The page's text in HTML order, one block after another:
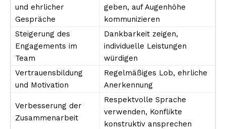
und ehrlicher
Gespräche
geben, auf Augenhöhe
kommunizieren
Steigerung des
Engagements im
Team
Dankbarkeit zeigen,
individuelle Leistungen
würdigen
Vertrauensbildung
und Motivation
Regelmäßiges Lob, ehrliche
Anerkennung
Verbesserung der
Zusammenarbeit
Respektvolle Sprache
verwenden, Konflikte
konstruktiv ansprechen